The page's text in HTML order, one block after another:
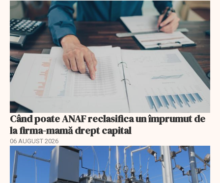
Când poate ANAF reclasifica un împrumut de
la firma-mamă drept capital
06 AUGUST 2026